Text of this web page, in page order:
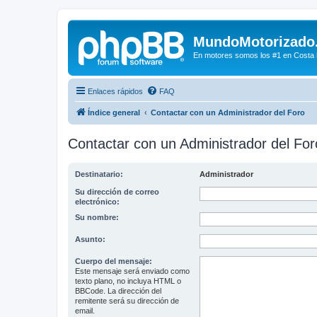
En motores somos los #1 en
Enlaces rápidos FAQ
Índice general Contactar con un Administrador del Foro
Contactar con un Administrador del
Destinatario: Administrador
Su dirección de correo
electrónico:
Su nombre:
Asunto:
Cuerpo del mensaje:
Este mensaje será enviado como
texto plano, no incluya HTML o
BBCode. La dirección del
remitente será su dirección de
email.